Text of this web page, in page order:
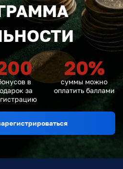
в
за
20%
суммы можно
оплатить баллами